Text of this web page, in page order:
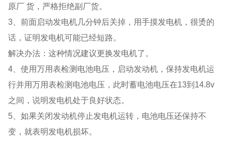
原厂 货，严格拒绝副厂货。
3、前面启动发电机几分钟后关掉，用手摸发电机，很烫的
话，证明发电机可能已经短路。
解决办法：这种情况建议更换发电机了。
4、使用万用表检测电池电压，启动发动机，保持发电机运
行并用万用表检测电池电压，此时蓄电池电压在13到14.8v
之间，说明发电机处于良好状态。
5、如果关闭发动机停止发电机运转，电池电压还保持不
变，就表明发电机损坏。